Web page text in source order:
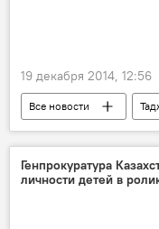
19 декабря 2014, 12:56
Все новости
Происшествия, ЧП,
МВД Таджикистана
мошенничество
Генпрокуратура
личности детей в